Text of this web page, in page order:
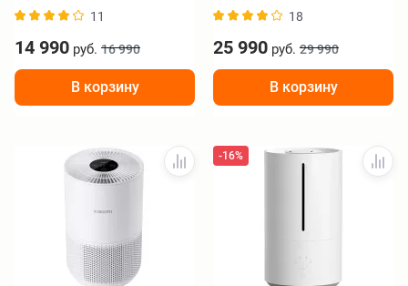
11
14 990 руб. 16 990
В корзину
18
25 990 руб. 29 990
В корзину
-16%